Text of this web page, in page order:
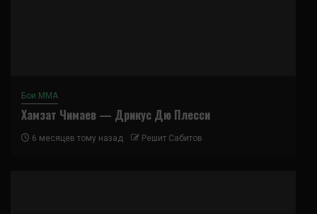
Бои ММА
Хамзат Чимаев — Дрикус Дю Плесси
6 месяцев тому назад Решит Сабитов